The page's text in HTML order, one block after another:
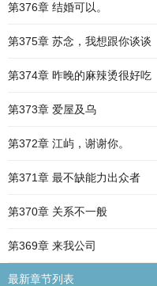
第376章 结婚可以。
第375章 苏念，我想跟你谈谈
第374章 昨晚的麻辣烫很好吃
第373章 爱屋及乌
第372章 江屿，谢谢你。
第371章 最不缺能力出众者
第370章 关系不一般
第369章 来我公司
最新章节列表